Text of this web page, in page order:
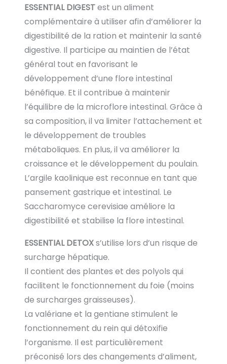
ESSENTIAL DIGESTest un aliment
complémentaire à utiliser afin d’améliorer la
digestibilité de la ration et maintenir la santé
digestive. Il participe au maintien de l’état
général tout en favorisant le
développement d’une flore intestinal
bénéfique. Et il contribue à maintenir
l’équilibre de la microflore intestinal. Grâce à
sa composition, il va limiter l’attachement et
le développement de troubles
métaboliques. En plus, il va améliorer la
croissance et le développement du poulain.
L’argile kaolinique est reconnue en tant que
pansement gastrique et intestinal. Le
Saccharomyce cerevisiae améliore la
digestibilité et stabilise la flore intestinal.
ESSENTIAL DETOXs’utilise lors d’un risque de
surcharge hépatique.
Il contient des plantes et des polyols qui
facilitent le fonctionnement du foie (moins
de surcharges graisseuses).
La valériane et la gentiane stimulent le
fonctionnement du rein qui détoxifie
l’organisme. Il est particulièrement
préconisé lors des changements d’aliment,